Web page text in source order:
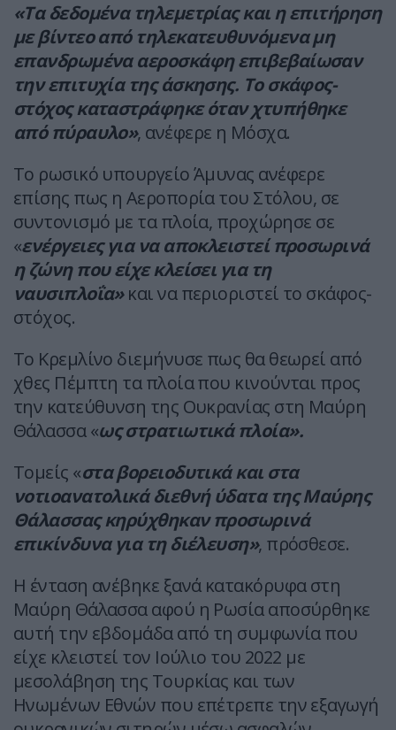
«Τα δεδομένα τηλεμετρίας και η επιτήρηση
με βίντεο από τηλεκατευθυνόμενα μη
επανδρωμένα αεροσκάφη επιβεβαίωσαν
την επιτυχία της άσκησης. Το σκάφος-
στόχος καταστράφηκε όταν χτυπήθηκε
από πύραυλο», ανέφερε η Μόσχα.
Το ρωσικό υπουργείο Άμυνας ανέφερε
επίσης πως η Αεροπορία του Στόλου, σε
συντονισμό με τα πλοία, προχώρησε σε
«ενέργειες για να αποκλειστεί προσωρινά
η ζώνη που είχε κλείσει για τη
ναυσιπλοΐα»και να περιοριστεί το σκάφος-
στόχος.
Το Κρεμλίνο διεμήνυσε πως θα θεωρεί από
χθες Πέμπτη τα πλοία που κινούνται προς
την κατεύθυνση της Ουκρανίας στη Μαύρη
Θάλασσα «ως στρατιωτικά πλοία».
Τομείς «στα βορειοδυτικά και στα
νοτιοανατολικά διεθνή ύδατα της Μαύρης
Θάλασσας κηρύχθηκαν προσωρινά
επικίνδυνα για τη διέλευση», πρόσθεσε.
Η ένταση ανέβηκε ξανά κατακόρυφα στη
Μαύρη Θάλασσα αφού η Ρωσία αποσύρθηκε
αυτή την εβδομάδα από τη συμφωνία που
είχε κλειστεί τον Ιούλιο του 2022 με
μεσολάβηση της Τουρκίας και των
Ηνωμένων Εθνών που επέτρεπε την εξαγωγή